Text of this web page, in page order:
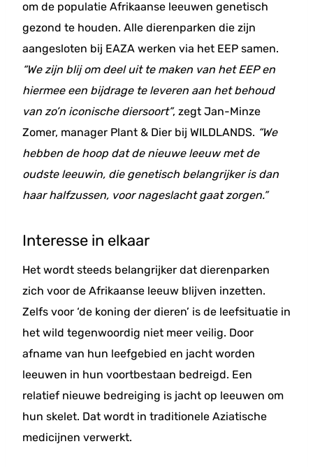
om de populatie Afrikaanse leeuwen genetisch
gezond te houden. Alle dierenparken die zijn
aangesloten bij EAZA werken via het EEP samen.
“We zijn blij om deel uit te maken van het EEP en
hiermee een bijdrage te leveren aan het behoud
van zo’n iconische diersoort”, zegt Jan-Minze
Zomer, manager Plant & Dier bij WILDLANDS. “We
hebben de hoop dat de nieuwe leeuw met de
oudste leeuwin, die genetisch belangrijker is dan
haar halfzussen, voor nageslacht gaat zorgen.”
Interesse in elkaar
Het wordt steeds belangrijker dat dierenparken
zich voor de Afrikaanse leeuw blijven inzetten.
Zelfs voor ‘de koning der dieren’ is de leefsituatie in
het wild tegenwoordig niet meer veilig. Door
afname van hun leefgebied en jacht worden
leeuwen in hun voortbestaan bedreigd. Een
relatief nieuwe bedreiging is jacht op leeuwen om
hun skelet. Dat wordt in traditionele Aziatische
medicijnen verwerkt.